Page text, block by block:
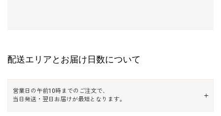
配送エリアとお届け日数について
営業日の午前10時までのご注文で、
当日発送・翌日お届けが最短となります。